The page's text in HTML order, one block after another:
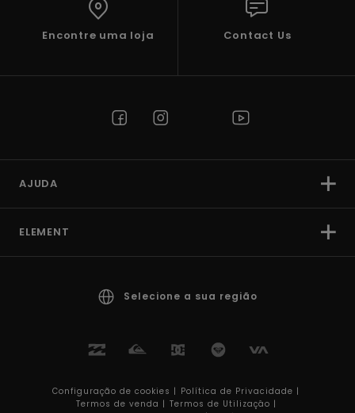
Encontre uma loja Contact Us
AJUDA
ELEMENT
Selecione a sua região
Configuração de cookies | Política de Privacidade |
Termos de venda | Termos de Utilizaçâo |